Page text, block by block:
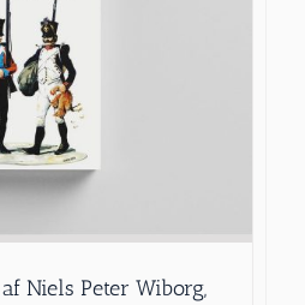
Niels Peter Wiborg,